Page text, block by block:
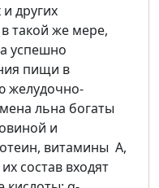
других
такой же мере,
успешно
пищи в
желудочно-
льна богаты
и
витамины А,
состав входят